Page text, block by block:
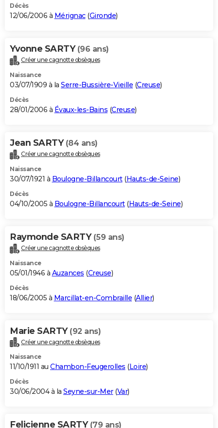
Décès
12/06/2006 à Mérignac(Gironde)
Yvonne SARTY (96 ans)
Créer une cagnotte obsèques
Naissance
03/07/1909 à la Serre-Bussière-Vieille (Creuse)
Décès
28/01/2006 à Évaux-les-Bains (Creuse)
Jean SARTY (84 ans)
Créer une cagnotte obsèques
Naissance
30/07/1921 à Boulogne-Billancourt(Hauts-de-Seine)
Décès
04/10/2005 à Boulogne-Billancourt(Hauts-de-Seine)
Raymonde SARTY (59 ans)
Créer une cagnotte obsèques
Naissance
05/01/1946 à Auzances (Creuse)
Décès
18/06/2005 à Marcillat-en-Combraille (Allier)
Marie SARTY (92 ans)
Créer une cagnotte obsèques
Naissance
11/10/1911 au Chambon-Feugerolles (Loire)
Décès
30/06/2004 à la Seyne-sur-Mer(Var)
Felicienne SARTY (79 ans)